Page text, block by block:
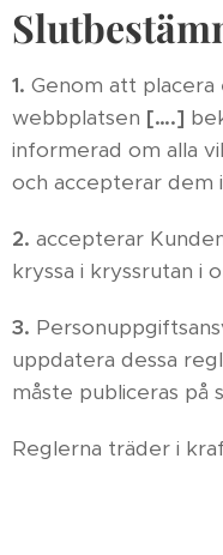
1. Genom att
webbplatsen [….]
informerad om alla
och accepterar dem
2. accepterar
kryssa i kryssrutan i
3.
uppdatera dessa
måste publiceras på
Reglerna träder i